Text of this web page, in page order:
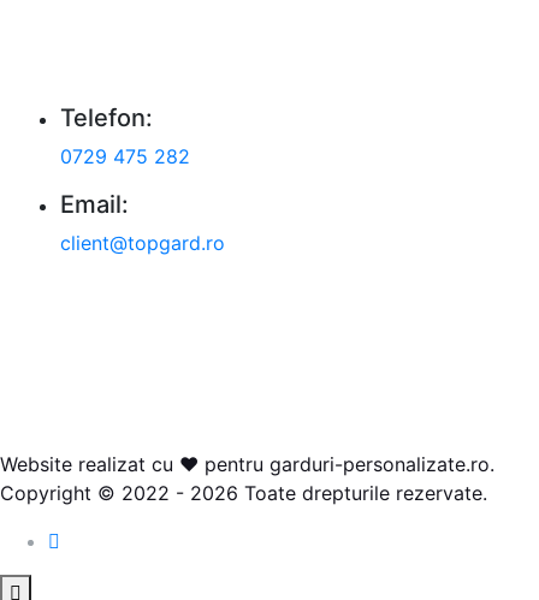
Telefon:
0729 475 282
Email:
client@topgard.ro
Website realizat cu ❤ pentru garduri-personalizate.ro.
Copyright © 2022 - 2026 Toate drepturile rezervate.